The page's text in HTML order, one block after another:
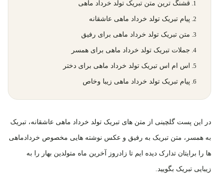
قشنگ ترین متن تبریک تولد خرداد ماهی
پیام تبریک تولد خرداد ماهی عاشقانه
متن تبریک تولد خرداد ماهی برای رفیق
جملات تبریک تولد خرداد ماهی برای همسر
اس ام اس تبریک تولد خرداد ماهی برای دختر
پیام تبریک تولد خرداد ماهی زیبا وخاص
در این پست گلچینی از متن های تبریک تولد خرداد ماهی عاشقانه، تبریک
به همسر، متن تبریک به رفیق و عکس نوشته هایی مخصوص خردادماهی
ها را برایتان تدارک دیده ایم تا زادروز آخرین ماه متولدین بهار را به
زیبایی تبریک بگویید.